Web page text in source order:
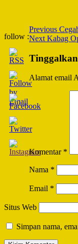
follow :
Post
Navigation
Previous
Next Kabag
Alamat email
Komentar *
Nama *
Email *
Situs Web
Simpan nama,